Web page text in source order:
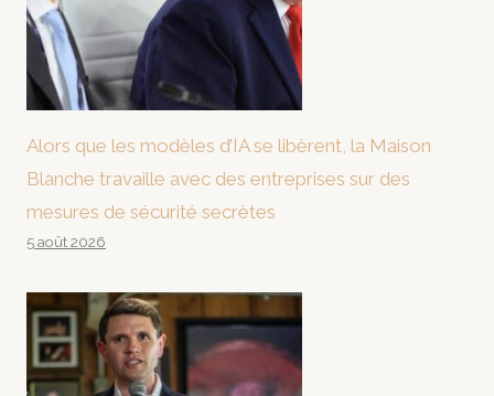
Alors que les modèles d’IA se libèrent, la Maison
Blanche travaille avec des entreprises sur des
mesures de sécurité secrètes
5 août 2026